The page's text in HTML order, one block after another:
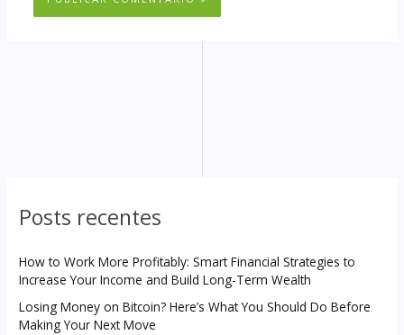
Posts recentes
How to Work More Profitably: Smart Financial Strategies to
Increase Your Income and Build Long-Term Wealth
Losing Money on Bitcoin? Here’s What You Should Do Before
Making Your Next Move